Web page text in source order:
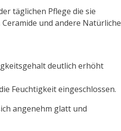
täglichen Pflege die sie
und andere Natürliche
deutlich erhöht
Feuchtigkeit eingeschlossen.
angenehm glatt und